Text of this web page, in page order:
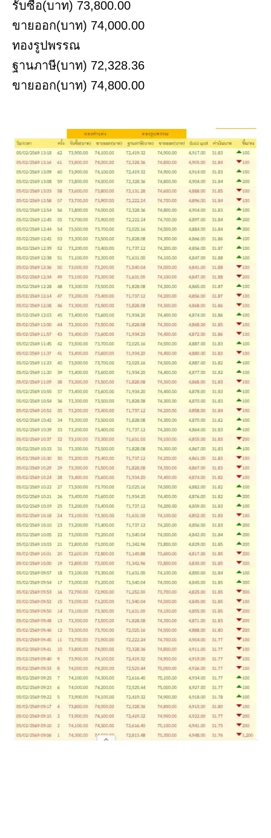
รับซื้อ(บาท) 73,800.00
ขายออก(บาท) 74,000.00
ทองรูปพรรณ
ฐานภาษี(บาท) 72,328.36
ขายออก(บาท) 74,800.00